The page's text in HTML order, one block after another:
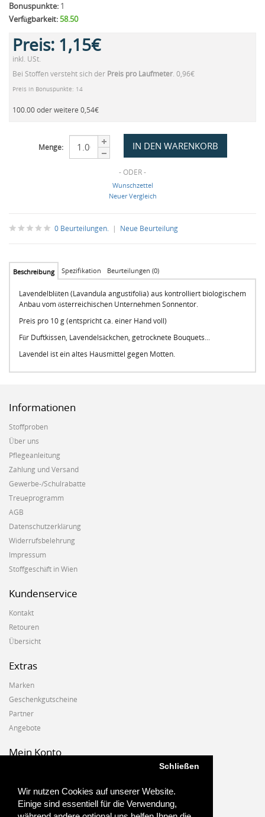
Wir nutzen Cookies auf unserer Website.
Einige sind essentiell für die Verwendung,
Schließen
Bonuspunkte: 1
Verfügbarkeit:58.50
Preis: 1,15€
inkl. USt.
Bei Stoffen versteht sich der Preis pro Laufmeter. 0,96€
Preis in Bonuspunkte: 14
100.00 oder weitere 0,54€
Menge:
- ODER -
Wunschzettel
Neuer Vergleich
0 Beurteilungen. | Neue Beurteilung
Beschreibung Spezifikation Beurteilungen (0)
Lavendelblüten (Lavandula angustifolia) aus kontrolliert biologischem
Anbau vom österreichischen Unternehmen Sonnentor.
Preis pro 10 g (entspricht ca. einer Hand voll)
Für Duftkissen, Lavendelsäckchen, getrocknete Bouquets...
Lavendel ist ein altes Hausmittel gegen Motten.
Informationen
Stoffproben
Über uns
Pflegeanleitung
Zahlung und Versand
Gewerbe-/Schulrabatte
Treueprogramm
AGB
Datenschutzerklärung
Widerrufsbelehrung
Impressum
Stoffgeschäft in Wien
Kundenservice
Kontakt
Retouren
Übersicht
Extras
Marken
Geschenkgutscheine
Partner
Angebote
Mein Konto
Auftragshistorie
Wunschzettel
Newsletter